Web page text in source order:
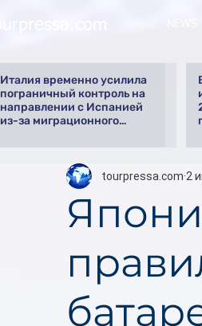
Италия временно усилила
пограничный контроль на
направлении с Испанией
из-за миграционного
tourpressa.com 2